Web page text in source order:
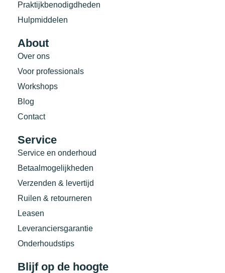
Praktijkbenodigdheden
Hulpmiddelen
About
Over ons
Voor professionals
Workshops
Blog
Contact
Service
Service en onderhoud
Betaalmogelijkheden
Verzenden & levertijd
Ruilen & retourneren
Leasen
Leveranciersgarantie
Onderhoudstips
Blijf op de hoogte